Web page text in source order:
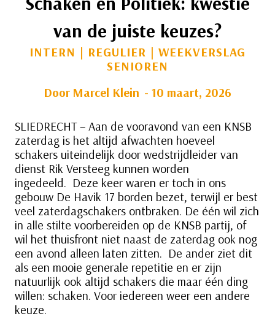
van de juiste keuzes?
INTERN | REGULIER | WEEKVERSLAG
SENIOREN
Door Marcel Klein 10 maart, 2026
SLIEDRECHT – Aan de vooravond van een KNSB
zaterdag is het altijd afwachten hoeveel
schakers uiteindelijk door wedstrijdleider van
dienst Rik Versteeg kunnen worden
ingedeeld. Deze keer waren er toch in ons
gebouw De Havik 17 borden bezet, terwijl er best
veel zaterdagschakers ontbraken. De één wil zich
in alle stilte voorbereiden op de KNSB partij, of
wil het thuisfront niet naast de zaterdag ook nog
een avond alleen laten zitten. De ander ziet dit
als een mooie generale repetitie en er zijn
natuurlijk ook altijd schakers die maar één ding
willen: schaken. Voor iedereen weer een andere
keuze.